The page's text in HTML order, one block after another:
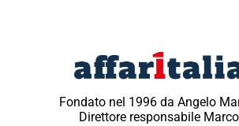
Fondato nel 1996 da Angelo
Direttore responsabile